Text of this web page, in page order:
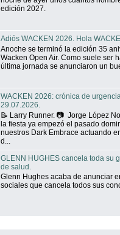
edición 2027.
Adiós WACKEN 2026. Hola
Anoche se terminó la edición 35
Wacken Open Air. Como suele ser
última jornada se anunciaron un
WACKEN 2026: crónica de
29.07.2026.
📝 Larry Runner. 📷 Jorge López
la fiesta ya empezó el pasado
nuestros Dark Embrace actuando
d...
GLENN HUGHES cancela toda su
de salud.
Glenn Hughes acaba de anunciar
sociales que cancela todos sus